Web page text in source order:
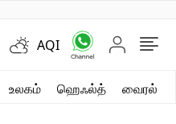
AQI
உலகம் ஹெஃல்த் வைரல்